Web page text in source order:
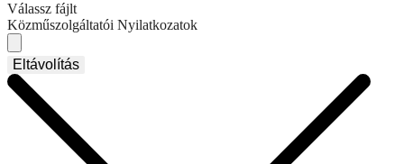
Válassz fájlt
Közműszolgáltatói Nyilatkozatok
Eltávolítás